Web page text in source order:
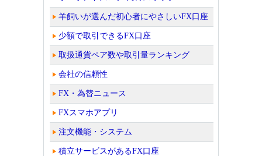
羊飼いが選んだ初心者にやさしいFX口座
少額で取引できるFX口座
取扱通貨ペア数や取引量ランキング
会社の信頼性
FX・為替ニュース
FXスマホアプリ
注文機能・システム
積立サービスがあるFX口座